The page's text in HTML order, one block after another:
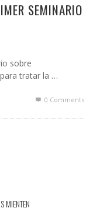
SEMINARIO
sobre
tratar la …
0 Comments
MIENTEN